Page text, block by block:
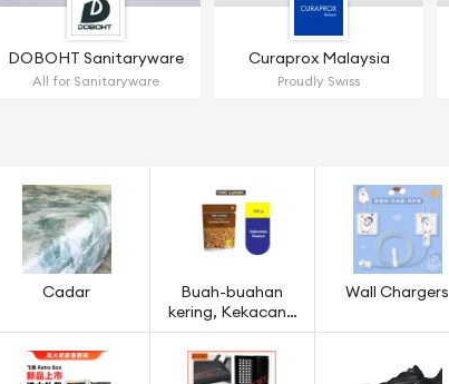
DOBOHT Sanitaryware
All for Sanitaryware
Curaprox Malaysia
Proudly Swiss
Cadar
Buah-buahan
kering, Kekacang
& Bijian
Wall Chargers